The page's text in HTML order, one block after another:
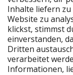
Unsere Märkte
PiratinViaggio
VakantiePiraten
VoyagesPirates
Urlaubspiraten
TravelPirates
Inhalte liefern
Website zu
klickst, stimmst
einverstanden,
Dritten
verarbeitet
Informationen,